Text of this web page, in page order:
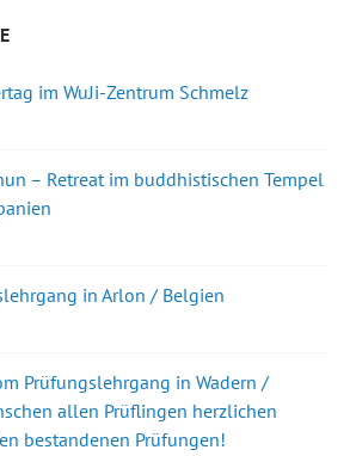
im WuJi-Zentrum Schmelz
– Retreat im buddhistischen Tempel
in Arlon / Belgien
Prüfungslehrgang in Wadern /
allen Prüflingen herzlichen
bestandenen Prüfungen!